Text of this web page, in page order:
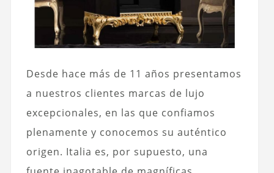
Desde hace más de 11 años presentamos
a nuestros clientes marcas de lujo
excepcionales, en las que confiamos
plenamente y conocemos su auténtico
origen. Italia es, por supuesto, una